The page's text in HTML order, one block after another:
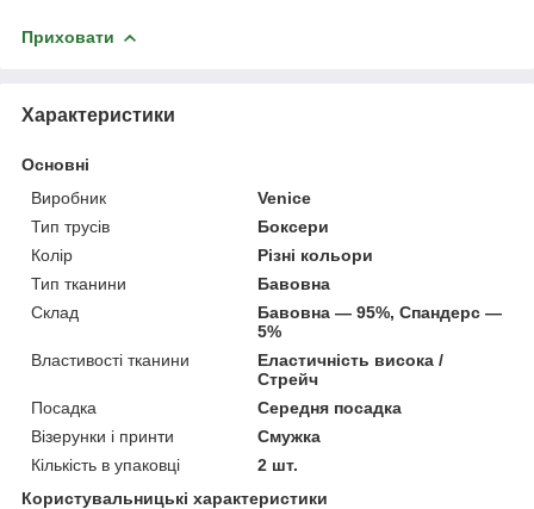
Приховати
Характеристики
Основні
Виробник
Venice
Тип трусів
Боксери
Колір
Різні кольори
Тип тканини
Бавовна
Склад
Бавовна — 95%, Спандерс —
5%
Властивості тканини
Еластичність висока /
Стрейч
Посадка
Середня посадка
Візерунки і принти
Смужка
Кількість в упаковці
2 шт.
Користувальницькі характеристики